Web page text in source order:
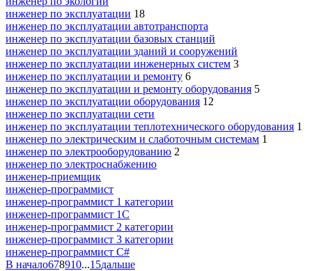
инженер по эксплуатации 18
инженер по эксплуатации автотранспорта
инженер по эксплуатации базовых станций
инженер по эксплуатации зданий и сооружений
инженер по эксплуатации инженерных систем 3
инженер по эксплуатации и ремонту 6
инженер по эксплуатации и ремонту оборудования 5
инженер по эксплуатации оборудования 12
инженер по эксплуатации сети
инженер по эксплуатации теплотехнического оборудования 1
инженер по электрическим и слаботочным системам 1
инженер по электрооборудованию 2
инженер по электроснабжению
инженер-приемщик
инженер-программист
инженер-программист 1 категории
инженер-программист 1С
инженер-программист 2 категории
инженер-программист 3 категории
инженер-программист C#
В начало678910...15дальше